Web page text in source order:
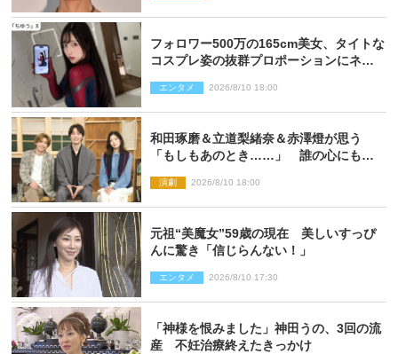
フォロワー500万の165cm美女、タイトな
コスプレ姿の抜群プロポーションにネッ
エンタメ 2026/8/10 18:00
和田琢磨＆立道梨緒奈＆赤澤燈が思う
「もしもあのとき……」 誰の心にもあ
思い
演劇 2026/8/10 18:00
元祖“美魔女”59歳の現在 美しいすっぴ
んに驚き「信じらんない！」
エンタメ 2026/8/10 17:30
「神様を恨みました」神田うの、3回の流
産 不妊治療終えたきっかけ